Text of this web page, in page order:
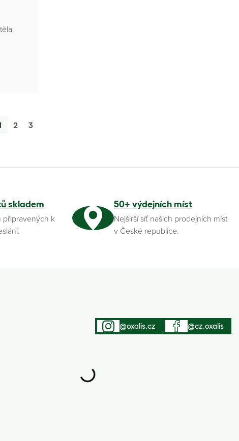
2 3
skladem
připravených k
50+ výdejních míst
Nejširší síť našich prodejních míst
v České republice.
@oxalis.cz @cz.oxalis